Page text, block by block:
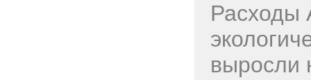
Расходы
выросли